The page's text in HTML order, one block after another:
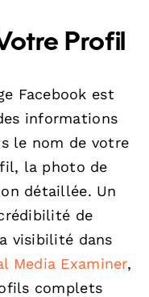
Profil
Facebook est
informations
le nom de votre
la photo de
détaillée. Un
de
visibilité dans
Media Examiner,
complets